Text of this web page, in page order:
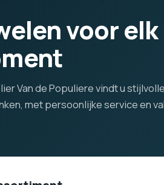
voor
Van de Populiere vindt u
met persoonlijke service en